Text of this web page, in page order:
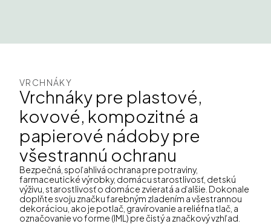
VRCHNÁKY
Vrchnáky pre plastové,
kovové, kompozitné a
papierové nádoby pre
všestrannú ochranu
Bezpečná, spoľahlivá ochrana pre potraviny,
farmaceutické výrobky, domácu starostlivosť, detskú
výživu, starostlivosť o domáce zvieratá a ďalšie. Dokonale
doplňte svoju značku farebným zladením a všestrannou
dekoráciou, ako je potlač, gravírovanie a reliéfna tlač, a
označovanie vo forme (IML) pre čistý a značkový vzhľad.